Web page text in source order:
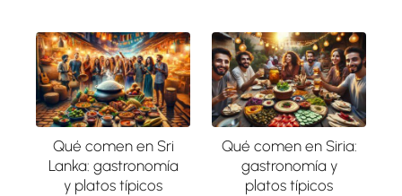
Qué comen en Sri
Lanka: gastronomía
y platos típicos
Qué comen en Siria:
gastronomía y
platos típicos